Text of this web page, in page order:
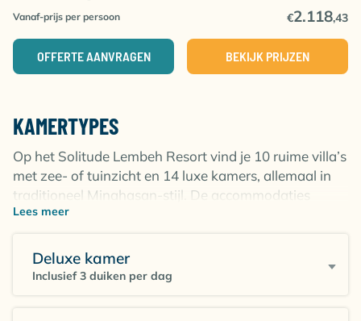
verwachten, dus houd je foto- en videoapparatuur
gereed!
Vanaf-prijs per persoon
€2.118,43
OFFERTE AANVRAGEN BEKIJK PRIJZEN
KAMERTYPES
Op het Solitude Lembeh Resort vind je 10 ruime villa’s
met zee- of tuinzicht en 14 luxe kamers, allemaal in
traditioneel Minahasan-stijl. De accommodaties
variëren in grote van 35 tot 70 vierkant meter. Alle
flat screen televisie, cd-speler en telefoon. Ook koffie-
en theefaciliteiten, water, minibar, slipper, badjas en
Lees meer
Deluxe kamer
Inclusief 3 duiken per dag